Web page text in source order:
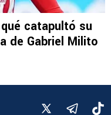
catapultó su
de Gabriel Milito